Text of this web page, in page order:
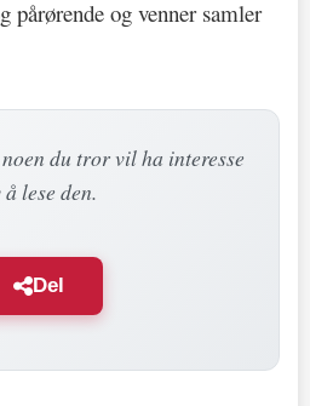
pårørende og venner samler
du tror vil ha interesse
å lese den.
Del